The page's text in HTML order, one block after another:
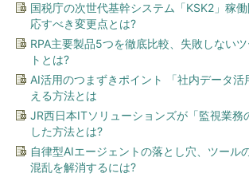
国税庁の次世代基幹システム「KSK2」稼
応すべき変更点とは?
RPA主要製品5つを徹底比較、失敗しない
トとは?
AI活用のつまずきポイント 「社内データ活
える方法とは
JR西日本ITソリューションズが「監視業務
した方法とは?
自律型AIエージェントの落とし穴、ツール
混乱を解消するには?